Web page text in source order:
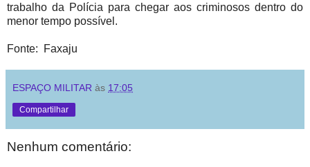
trabalho da Polícia para chegar aos criminosos dentro do
menor tempo possível.
Fonte: Faxaju
ESPAÇO MILITAR às 17:05
Compartilhar
Nenhum comentário: